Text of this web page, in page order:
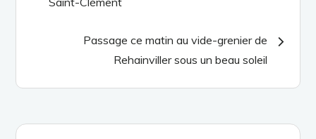
l’article
Passage ce matin au vide-grenier de
Rehainviller sous un beau soleil